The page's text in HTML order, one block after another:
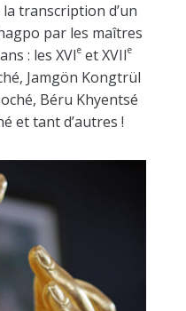
transcription d’un
par les maîtres
: les XVIeet XVIIe
Jamgön Kongtrül
Béru Khyentsé
et tant d’autres !